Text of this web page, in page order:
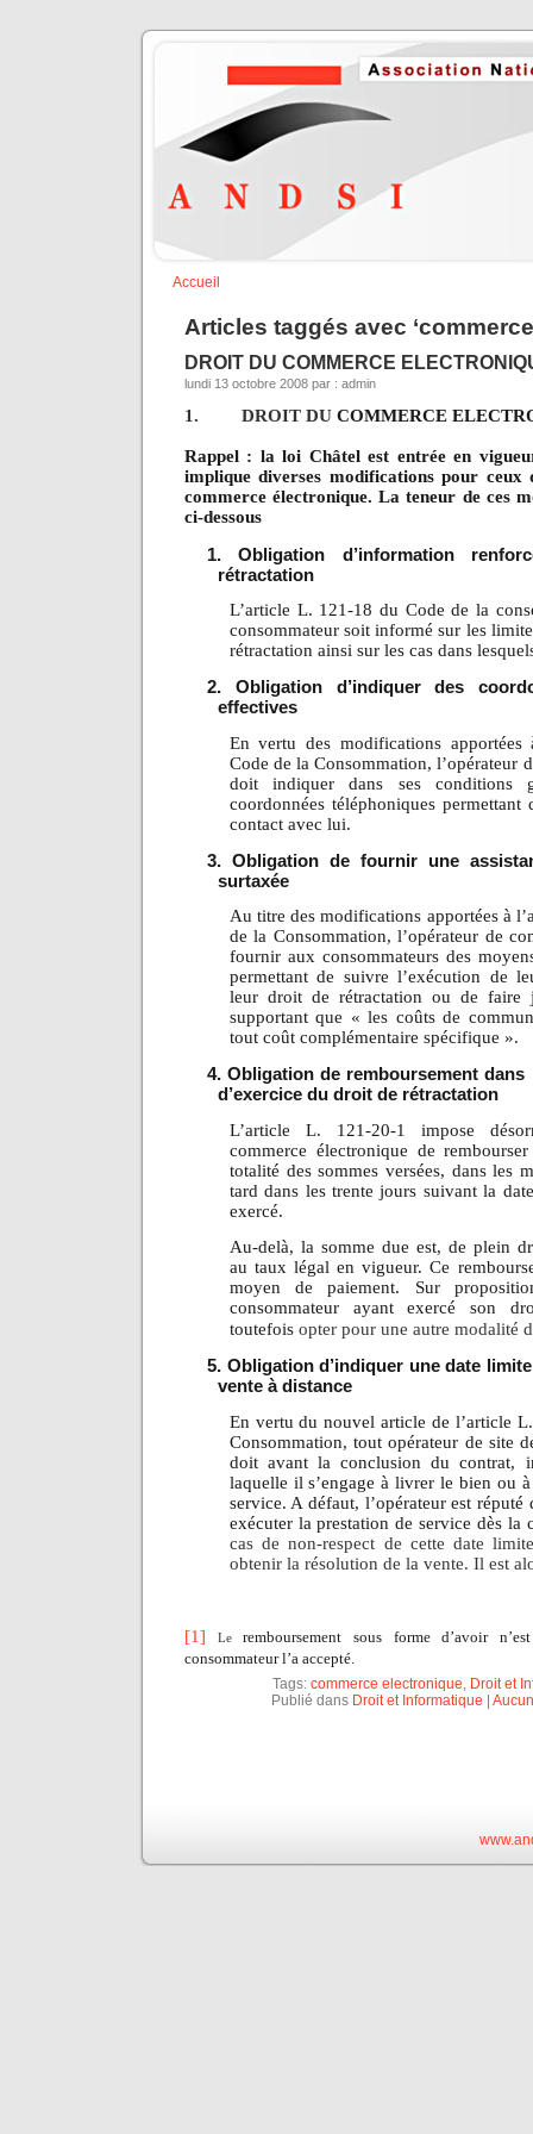
Accueil
Articles taggés avec
DROIT DU COMMERCE
lundi 13 octobre 2008 par : admin
1. DROIT DU COMMERCE
Rappel : la loi Châtel est entrée en
implique diverses modifications pour ceux
commerce électronique. La teneur de ces
ci-dessous
1. Obligation d’information
rétractation
L’article L. 121-18 du Code de la
consommateur soit informé sur les
rétractation ainsi sur les cas dans
2. Obligation d’indiquer des
effectives
En vertu des modifications
Code de la Consommation, l’opérateur
doit indiquer dans ses conditions
coordonnées téléphoniques permettant
contactavec lui.
3. Obligation de fournir une
surtaxée
Au titre des modifications apportées à
de la Consommation, l’opérateur de
fournir aux consommateurs des
permettant de suivre l’exécution de
leur droit de rétractation ou de faire
supportant que « les coûts de
tout coût complémentaire spécifique ».
4. Obligation de remboursement
d’exercice du droit de rétractation
L’article L. 121-20-1 impose
commerce électronique de
totalité des sommes versées, dans les
tard dans les trente jours suivant la
exercé.
Au-delà, la somme due est, de plein
au taux légal en vigueur. Ce
moyen de paiement. Sur
consommateur ayant exercé son
toutefoisopter pour une autre modalité
5. Obligation d’indiquer une date
vente à distance
En vertu du nouvel article de l’article
Consommation, tout opérateur de site
doit avant la conclusion du contrat,
laquelle il s’engage à livrer le bien ou
service. A défaut, l’opérateur est
exécuter la prestation de service dès
cas de non-respect de cette date
obtenir la résolution de la vente. Il est
[1] Leremboursement sous forme d’avoir
consommateur l’a accepté.
Tags: commerce electronique, Droit et
Publié dans Droit et Informatique